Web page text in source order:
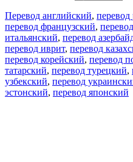
Перевод английский, перевод
перевод французский,
итальянский, перевод
перевод иврит, перевод
перевод корейский, перевод
татарский, перевод турецкий,
узбекский, перевод
эстонский, перевод японский